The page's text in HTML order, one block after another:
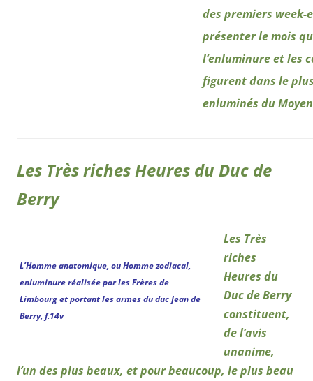
des premiers week-
présenter le mois
l’enluminure et les
figurent dans le
enluminés du
Les Très riches Heures du Duc de
Berry
L’Homme anatomique, ou Homme zodiacal,
enluminure réalisée par les Frères de
Limbourg et portant les armes du duc Jean de
Berry, f.14v
Les Très
riches
Heures du
Duc de Berry
constituent,
de l’avis
unanime,
l’un des plus beaux, et pour beaucoup, le plus beau